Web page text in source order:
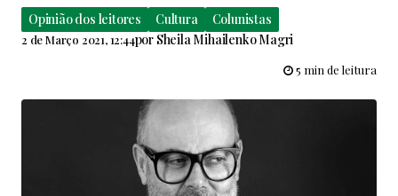
Opinião dos leitores Cultura Colunistas
2 de Março 2021, 12:44por Sheila Mihailenko Magri
5 min de leitura